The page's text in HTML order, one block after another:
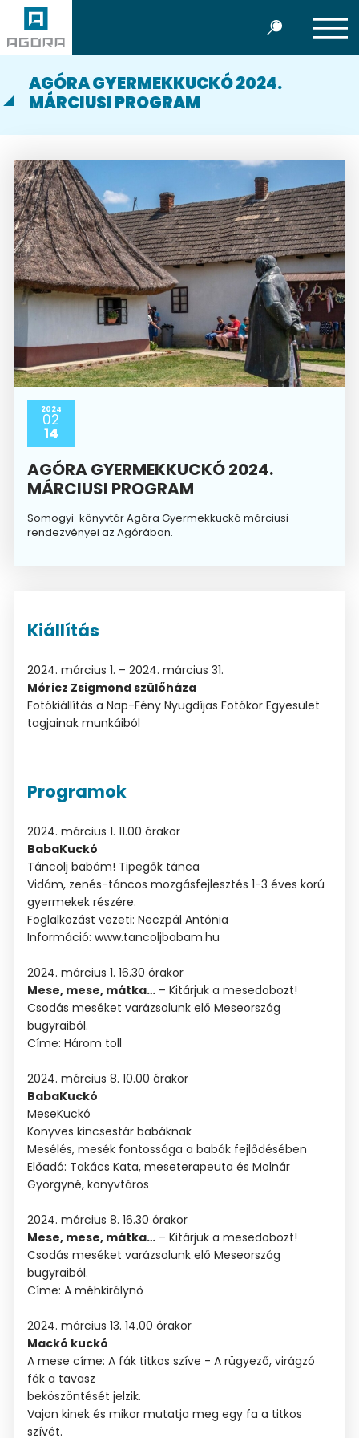
AGÓRA GYERMEKKUCKÓ 2024.
MÁRCIUSI PROGRAM
2024
02
14
AGÓRA GYERMEKKUCKÓ 2024.
MÁRCIUSI PROGRAM
Somogyi-könyvtár Agóra Gyermekkuckó márciusi
rendezvényei az Agórában.
Kiállítás
2024. március 1. – 2024. március 31.
Móricz Zsigmond szülőháza
Fotókiállítás a Nap-Fény Nyugdíjas Fotókör Egyesület
tagjainak munkáiból
Programok
2024. március 1. 11.00 órakor
BabaKuckó
Táncolj babám! Tipegők tánca
Vidám, zenés-táncos mozgásfejlesztés 1-3 éves korú
gyermekek részére.
Foglalkozást vezeti: Neczpál Antónia
Információ: www.tancoljbabam.hu
2024. március 1. 16.30 órakor
Mese, mese, mátka…– Kitárjuk a mesedobozt!
Csodás meséket varázsolunk elő Meseország
bugyraiból.
Címe: Három toll
2024. március 8. 10.00 órakor
BabaKuckó
MeseKuckó
Könyves kincsestár babáknak
Mesélés, mesék fontossága a babák fejlődésében
Előadó: Takács Kata, meseterapeuta és Molnár
Györgyné, könyvtáros
2024. március 8. 16.30 órakor
Mese, mese, mátka…– Kitárjuk a mesedobozt!
Csodás meséket varázsolunk elő Meseország
bugyraiból.
Címe: A méhkirálynő
2024. március 13. 14.00 órakor
Mackó kuckó
A mese címe: A fák titkos szíve - A rügyező, virágzó
fák a tavasz
beköszöntését jelzik.
Vajon kinek és mikor mutatja meg egy fa a titkos
szívét.